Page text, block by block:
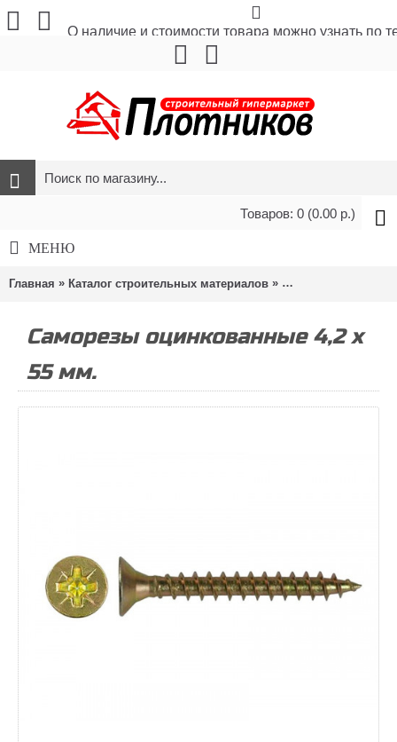
О наличие и стоимости товара можно узнать по
Товаров: 0 (0.00 р.)
МЕНЮ
Главная » Каталог строительных материалов » Метизы и крепёж
Саморезы оцинкованные 4,2 х
55 мм.